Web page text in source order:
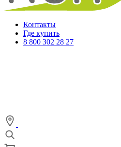
Контакты
Где купить
8 800 302 28 27